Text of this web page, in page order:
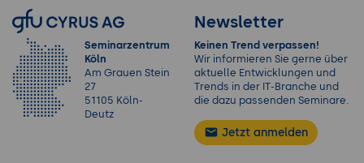
Seminarzentrum
Köln
Am Grauen Stein
27
51105 Köln-
Deutz
Newsletter
Keinen Trend verpassen!
Wir informieren Sie gerne über
aktuelle Entwicklungen und
Trends in der IT-Branche und
die dazu passenden Seminare.
Jetzt anmelden